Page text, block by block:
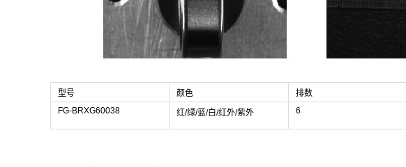
型号 颜色 排数
FG-BRXG60038
红/绿/蓝/白/红外/紫外 6